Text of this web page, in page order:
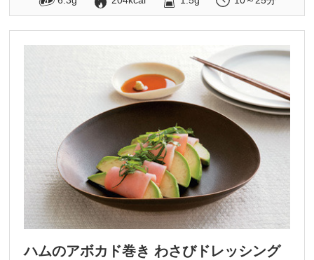
ハムのアボカド巻き わさびドレッシング